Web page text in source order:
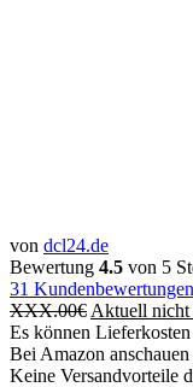
von dcl24.de
Bewertung 4.5 von 5
31 Kundenbewertungen
XXX.00€ Aktuell nicht
Es können Lieferkosten
Bei Amazon anschauen
Keine Versandvorteile